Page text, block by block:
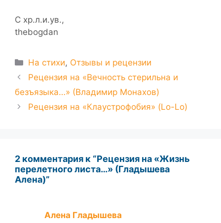
С хр.л.и.ув.,
thebogdan
Рубрики
На стихи, Отзывы и рецензии
Рецензия на «Вечность стерильна и
безъязыка…» (Владимир Монахов)
Рецензия на «Клаустрофобия» (Lo-Lo)
2 комментария к “Рецензия на «Жизнь
перелетного листа…» (Гладышева
Алена)”
Алена Гладышева